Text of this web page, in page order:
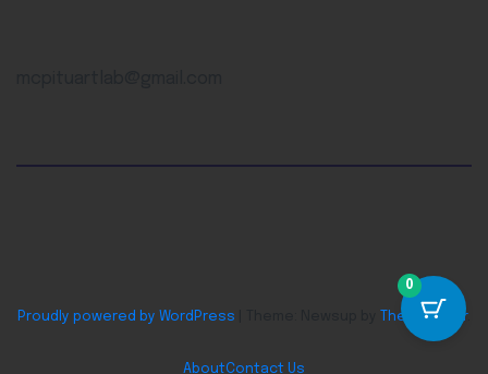
Proudly powered by WordPress Themeansar.
AboutContact Us
0